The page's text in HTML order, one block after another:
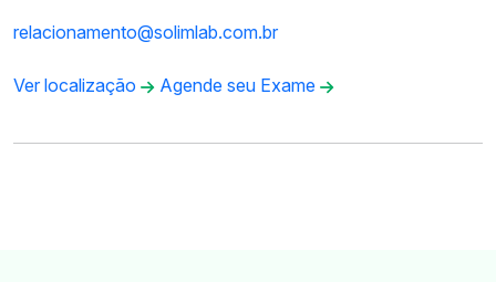
relacionamento@solimlab.com.br
Ver localização Agende seu Exame